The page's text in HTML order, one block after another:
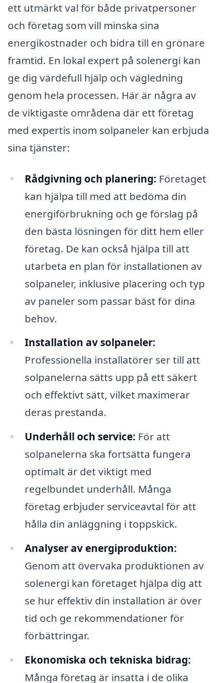
ett utmärkt val för både privatpersoner
och företag som vill minska sina
energikostnader och bidra till en grönare
framtid. En lokal expert på solenergi kan
ge dig värdefull hjälp och vägledning
genom hela processen. Här är några av
de viktigaste områdena där ett företag
med expertis inom solpaneler kan erbjuda
sina tjänster:
Rådgivning och planering: Företaget
kan hjälpa till med att bedöma din
energiförbrukning och ge förslag på
den bästa lösningen för ditt hem eller
företag. De kan också hjälpa till att
utarbeta en plan för installationen av
solpaneler, inklusive placering och typ
av paneler som passar bäst för dina
behov.
Installation av solpaneler:
Professionella installatörer ser till att
solpanelerna sätts upp på ett säkert
och effektivt sätt, vilket maximerar
deras prestanda.
Underhåll och service: För att
solpanelerna ska fortsätta fungera
optimalt är det viktigt med
regelbundet underhåll. Många
företag erbjuder serviceavtal för att
hålla din anläggning i toppskick.
Analyser av energiproduktion:
Genom att övervaka produktionen av
solenergi kan företaget hjälpa dig att
se hur effektiv din installation är över
tid och ge rekommendationer för
förbättringar.
Ekonomiska och tekniska bidrag:
Många företag är insatta i de olika